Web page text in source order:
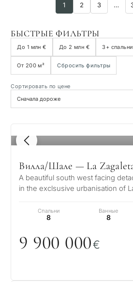
1 2 3 …
БЫСТРЫЕ ФИЛЬТРЫ
До 1 млн € До 2 млн € 3+ спальни
От 200 м² Сбросить фильтры
Сортировать по цене
1 / 8
Вилла/Шале — La
A beautiful south west facing
in the exclsusive urbanisation of
Спальни
8
Ванные
8
9 900 000€